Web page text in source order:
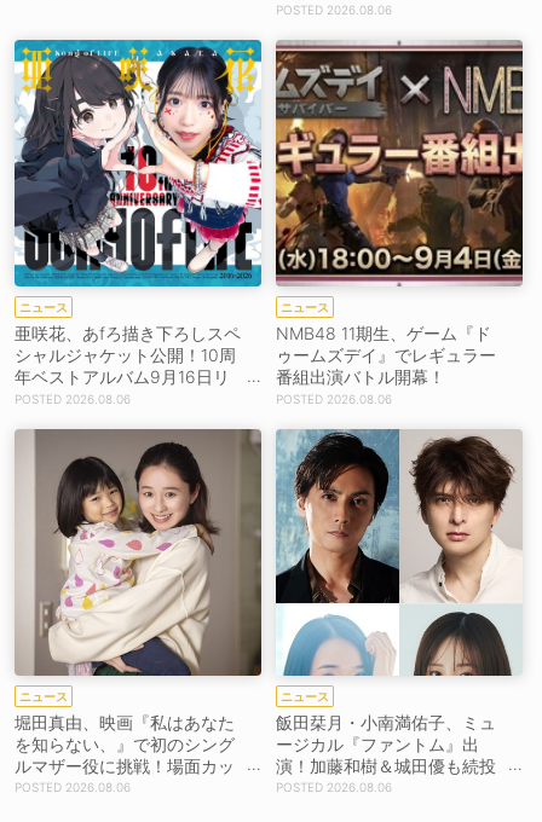
2026.08.06
ニュース
亜咲花、あfろ描き下ろしスペ
シャルジャケット公開！10周
年ベストアルバム9月16日リ
リース！2026.08.06
ニュース
NMB48 11期生、ゲーム『ド
ゥームズデイ』でレギュラー
番組出演バトル開幕！
2026.08.06
ニュース
堀田真由、映画『私はあなた
を知らない、』で初のシング
ルマザー役に挑戦！場面カッ
トを解禁！【コメントあり】
2026.08.06
ニュース
飯田栞月・小南満佑子、ミュ
ージカル『ファントム』出
演！加藤和樹＆城田優も続投
【コメントあり】
2026.08.06